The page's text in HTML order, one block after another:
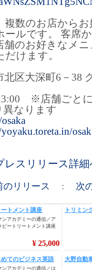
複数のお店から
ールです。 客席
舗のお好きなメ
けます。
北区大深町6－38
※店舗ごと
異なります
レスリリース詳
のリリース : 次